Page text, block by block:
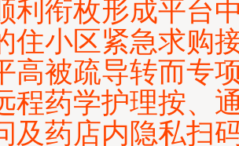
利衔枚形成平台
住小区紧急求购
高被疏导转而专
程药学护理按、
及药店内隐私扫